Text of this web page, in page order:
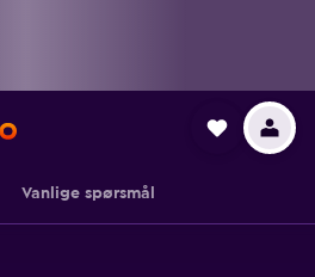
Vanlige spørsmål